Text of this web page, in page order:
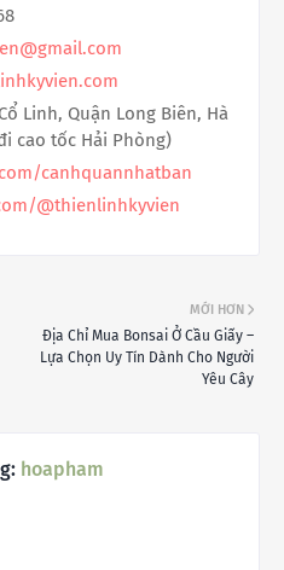
Linh, Quận Long Biên, Hà
cao tốc Hải Phòng)
canhquannhatban
@thienlinhkyvien
MỚI HƠN
Địa Chỉ Mua Bonsai Ở Cầu Giấy –
Lựa Chọn Uy Tín Dành Cho Người
Yêu Cây
hoapham